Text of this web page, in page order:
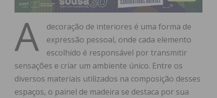
A
decoração de interiores é uma forma de
expressão pessoal, onde cada elemento
escolhido é responsável por transmitir
sensações e criar um ambiente único. Entre os
diversos materiais utilizados na composição desses
espaços, o painel de madeira se destaca por sua